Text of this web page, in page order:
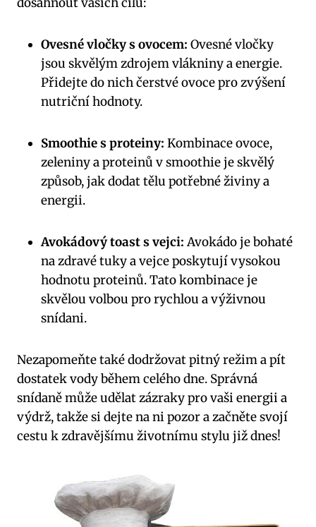
Ovesné vločky s ovocem: Ovesné vločky
jsou skvělým zdrojem vlákniny a energie.
Přidejte do nich čerstvé ovoce pro zvýšení
nutriční hodnoty.
Smoothie s proteiny: Kombinace ovoce,
zeleniny a proteinů v smoothie je skvělý
způsob, jak dodat tělu potřebné živiny a
energii.
Avokádový toast s vejci: Avokádo je bohaté
na zdravé tuky a vejce poskytují vysokou
hodnotu proteinů. Tato kombinace je
skvělou volbou pro rychlou a výživnou
snídani.
Nezapomeňte také dodržovat pitný režim a pít
dostatek vody během celého dne. Správná
snídaně může udělat zázraky pro vaši energii a
výdrž, takže si dejte na ni pozor a začněte svojí
cestu k zdravějšímu životnímu stylu již dnes!